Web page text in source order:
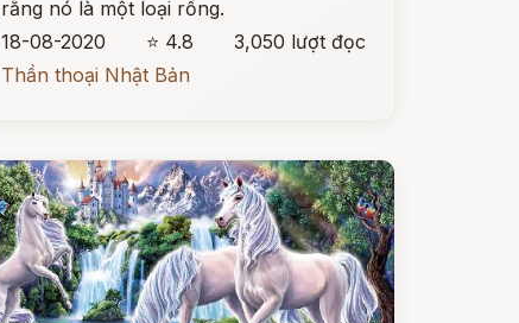
rằng nó là một loại rồng.
18-08-2020
⭐ 4.8
3,050 lượt đọc
Thần thoại Nhật Bản